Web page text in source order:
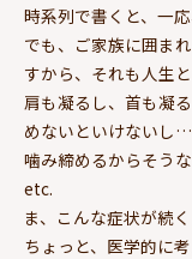
時系列で書くと、一
でも、ご家族に囲ま
すから、それも人生と
肩も凝るし、首も凝
めないといけないし…
噛み締めるからそう
etc.
ま、こんな症状が続
ちょっと、医学的に